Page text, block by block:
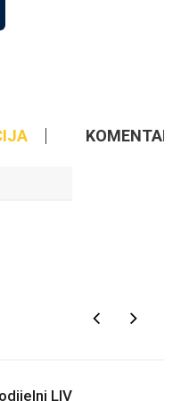
LIV